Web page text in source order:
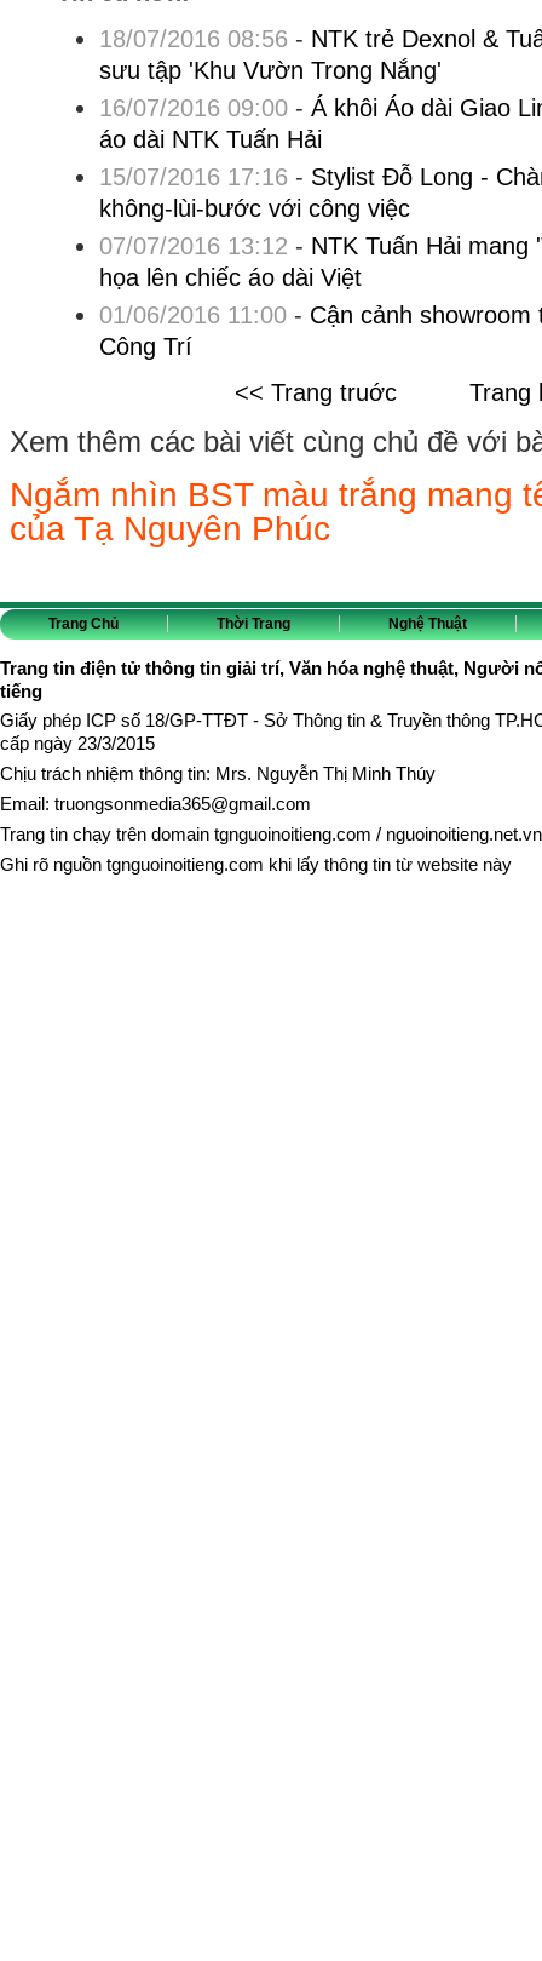
18/07/2016 08:56 - NTK trẻ Dexnol &
sưu tập 'Khu Vườn Trong Nắng'
16/07/2016 09:00- Á khôi Áo dài Giao
áo dài NTK Tuấn Hải
15/07/2016 17:16 - Stylist Đỗ Long -
không-lùi-bước với công việc
07/07/2016 13:12 - NTK Tuấn Hải mang
họa lên chiếc áo dài Việt
01/06/2016 11:00- Cận cảnh showroom
Công Trí
<< Trang truớc
Trang
Xem thêm các bài viết cùng chủ đề với
Ngắm nhìn BST màu trắng mang
của Tạ Nguyên Phúc
Trang Chủ Thời Trang Nghệ Thuật
Trang tin điện tử thông tin giải trí, Văn hóa nghệ thuật, Người
tiếng
Giấy phép ICP số 18/GP-TTĐT - Sở Thông tin & Truyền thông
cấp ngày 23/3/2015
Chịu trách nhiệm thông tin: Mrs. Nguyễn Thị Minh Thúy
Email: truongsonmedia365@gmail.com
Trang tin chạy trên domain tgnguoinoitieng.com / nguoinoitieng.net.vn
Ghi rõ nguồn tgnguoinoitieng.com khi lấy thông tin từ website này